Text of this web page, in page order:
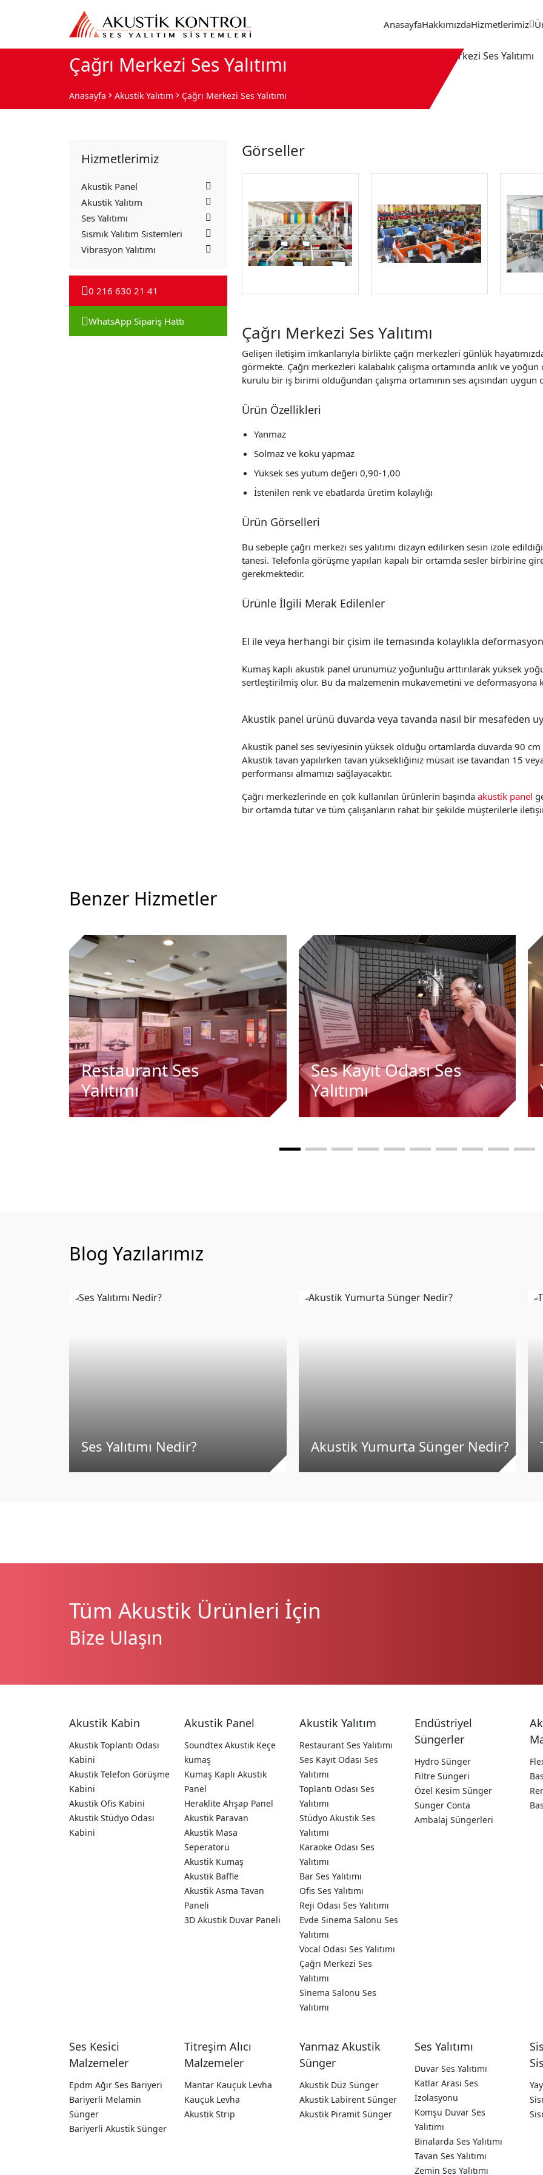
AnasayfaHakkımızdaHizmetlerimiz
Çağrı Merkezi Ses Yalıtımı
Anasayfa Akustik Yalıtım Çağrı Merkezi Ses Yalıtımı
Hizmetlerimiz
Akustik Panel
Akustik Yalıtım
Ses Yalıtımı
Sismik Yalıtım Sistemleri
Vibrasyon Yalıtımı
0 216 630 21 41
WhatsApp Sipariş Hattı
Görseller
Çağrı Merkezi Ses Yalıtımı
Gelişen iletişim imkanlarıyla birlikte çağrı merkezleri günlük
görmekte. Çağrı merkezleri kalabalık çalışma ortamında anlık ve
kurulu bir iş birimi olduğundan çalışma ortamının ses açısından
Ürün Özellikleri
Yanmaz
Solmaz ve koku yapmaz
Yüksek ses yutum değeri 0,90-1,00
İstenilen renk ve ebatlarda üretim kolaylığı
Ürün Görselleri
Bu sebeple çağrı merkezi ses yalıtımı dizayn edilirken sesin izole
tanesi. Telefonla görüşme yapılan kapalı bir ortamda sesler birbirine
gerekmektedir.
Ürünle İlgili Merak Edilenler
El ile veya herhangi bir çisim ile temasında kolaylıkla
Kumaş kaplı akustik panel ürünümüz yoğunluğu arttırılarak yüksek
sertleştirilmiş olur. Bu da malzemenin mukavemetini ve deformasyona
Akustik panel ürünü duvarda veya tavanda nasıl bir mesafeden
Akustik panel ses seviyesinin yüksek olduğu ortamlarda duvarda 90 cm
Akustik tavan yapılırken tavan yüksekliğiniz müsait ise tavandan 15
performansı almamızı sağlayacaktır.
Çağrı merkezlerinde en çok kullanılan ürünlerin başında akustik panel
bir ortamda tutar ve tüm çalışanların rahat bir şekilde müşterilerle
Benzer Hizmetler
Restaurant Ses
Yalıtımı
Ses Kayıt Odası Ses
Yalıtımı
Blog Yazılarımız
Ses Yalıtımı Nedir? Akustik Yumurta Sünger Nedir?
Tüm Akustik Ürünleri İçin
Bize Ulaşın
Akustik Kabin
Akustik Toplantı Odası
Kabini
Akustik Telefon Görüşme
Kabini
Akustik Ofis Kabini
Akustik Stüdyo Odası
Kabini
Akustik Panel
Soundtex Akustik Keçe
kumaş
Kumaş Kaplı Akustik
Panel
Heraklite Ahşap Panel
Akustik Paravan
Akustik Masa
Seperatörü
Akustik Kumaş
Akustik Baffle
Akustik Asma Tavan
Paneli
3D Akustik Duvar Paneli
Akustik Yalıtım
Restaurant Ses Yalıtımı
Ses Kayıt Odası Ses
Yalıtımı
Toplantı Odası Ses
Yalıtımı
Stüdyo Akustik Ses
Yalıtımı
Karaoke Odası Ses
Yalıtımı
Bar Ses Yalıtımı
Ofis Ses Yalıtımı
Reji Odası Ses Yalıtımı
Evde Sinema Salonu Ses
Yalıtımı
Vocal Odası Ses Yalıtımı
Çağrı Merkezi Ses
Yalıtımı
Sinema Salonu Ses
Yalıtımı
Endüstriyel
Süngerler
Hydro Sünger
Filtre Süngeri
Özel Kesim Sünger
Sünger Conta
Ambalaj Süngerleri
Ses Kesici
Malzemeler
Epdm Ağır Ses Bariyeri
Bariyerli Melamin
Sünger
Bariyerli Akustik Sünger
Titreşim Alıcı
Malzemeler
Mantar Kauçuk Levha
Kauçuk Levha
Akustik Strip
Yanmaz Akustik
Sünger
Akustik Düz Sünger
Akustik Labirent Sünger
Akustik Piramit Sünger
Ses Yalıtımı
Duvar Ses Yalıtımı
Katlar Arası Ses
İzolasyonu
Komşu Duvar Ses
Yalıtımı
Binalarda Ses Yalıtımı
Tavan Ses Yalıtımı
Zemin Ses Yalıtımı